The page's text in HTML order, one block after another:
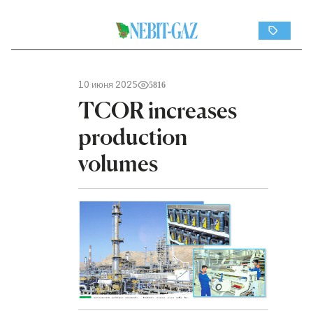
10 июня 2025 5816
TCOR increases
production
volumes